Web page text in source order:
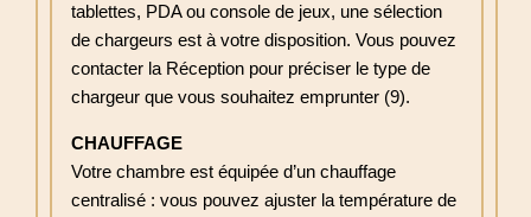
tablettes, PDA ou console de jeux, une sélection
de chargeurs est à votre disposition. Vous pouvez
contacter la Réception pour préciser le type de
chargeur que vous souhaitez emprunter (9).
CHAUFFAGE
Votre chambre est équipée d’un chauffage
centralisé : vous pouvez ajuster la température de